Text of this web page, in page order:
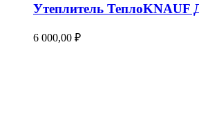
Утеплитель ТеплоKNAUF
6 000,00 ₽